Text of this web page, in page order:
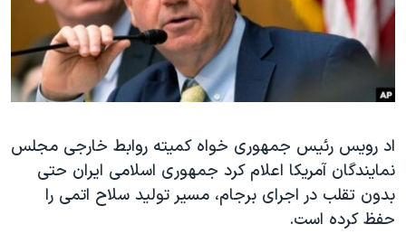
فرهنگ و زندگی
حقوق شهروندی
اسرائیل در جنگ
گالری عکس
آرشیو پخش زنده
مستندها
انتخابات ریاست جمهوری آمریکا ۲۰۲۴
حمله جمهوری اسلامی به اسرائیل
ورزش زنان در ایران
اعتراضات زن، زندگی، آزادی
مجموعه مستندهای دادخواهی
دنبال کنید
زبانهای مختلف
اد رویس رئیس جمهوری خواه کمیته روابط خارجی مجلس
نمایندگان آمریکا اعلام کرد جمهوری اسلامی ایران حتی
بدون تقلب در اجرای برجام، مسیر تولید سلاح اتمی را
حفظ کرده است.